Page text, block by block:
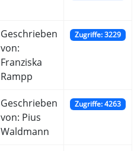
Geschrieben
von:
Franziska
Rampp
Zugriffe: 3229
Geschrieben
von: Pius
Waldmann
Zugriffe: 4263